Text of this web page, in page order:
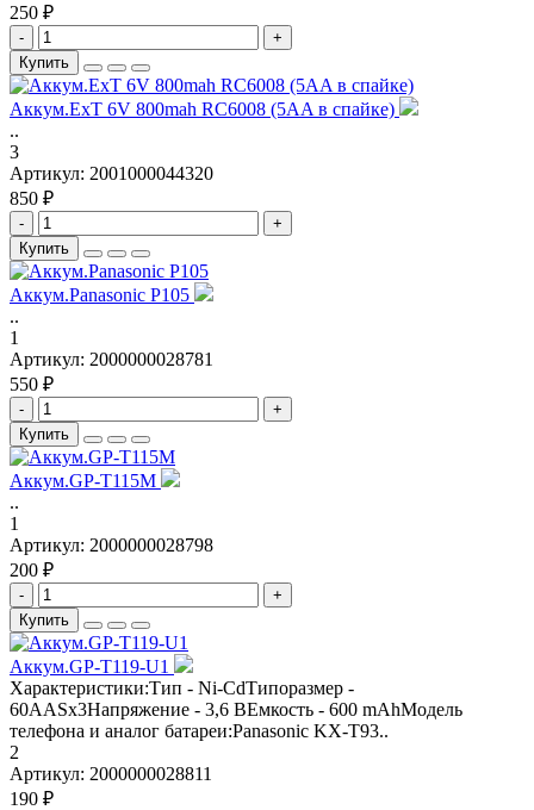
250 ₽
-
+
Купить
Аккум.ExT 6V 800mah RC6008 (5AA в спайке)
..
3
Артикул: 2001000044320
850 ₽
-
+
Купить
Аккум.Panasonic P105
..
1
Артикул: 2000000028781
550 ₽
-
+
Купить
Аккум.GP-T115M
..
1
Артикул: 2000000028798
200 ₽
-
+
Купить
Аккум.GP-T119-U1
Характеристики:Тип - Ni-CdТипоразмер -
60AASx3Напряжение - 3,6 ВЕмкость - 600 mAhМодель
телефона и аналог батареи:Panasonic KX-T93..
2
Артикул: 2000000028811
190 ₽